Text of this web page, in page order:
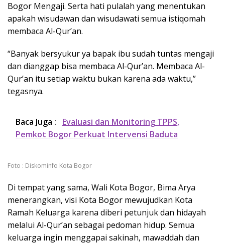
Bogor Mengaji. Serta hati pulalah yang menentukan
apakah wisudawan dan wisudawati semua istiqomah
membaca Al-Qur’an.
“Banyak bersyukur ya bapak ibu sudah tuntas mengaji
dan dianggap bisa membaca Al-Qur’an. Membaca Al-
Qur’an itu setiap waktu bukan karena ada waktu,”
tegasnya.
Baca Juga :
Evaluasi dan Monitoring TPPS,
Pemkot Bogor Perkuat Intervensi Baduta
Foto : Diskominfo Kota Bogor
Di tempat yang sama, Wali Kota Bogor, Bima Arya
menerangkan, visi Kota Bogor mewujudkan Kota
Ramah Keluarga karena diberi petunjuk dan hidayah
melalui Al-Qur’an sebagai pedoman hidup. Semua
keluarga ingin menggapai sakinah, mawaddah dan